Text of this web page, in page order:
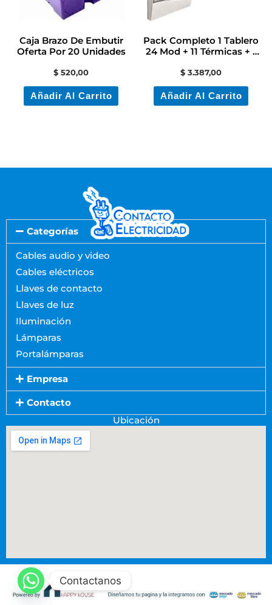
Caja Brazo De Embutir
Oferta Por 20 Unidades
$ 520,00
Añadir Al Carrito
Pack Completo 1 Tablero
24 Mod + 11 Térmicas + 1
$ 3.387,00
Añadir Al Carrito
Categorías
Cables audio y video
Cables eléctricos
Llaves de contacto
Llaves de luz
Iluminación
Lámparas
Portalámparas
Empresa
Contacto
Ubicación
Contactanos